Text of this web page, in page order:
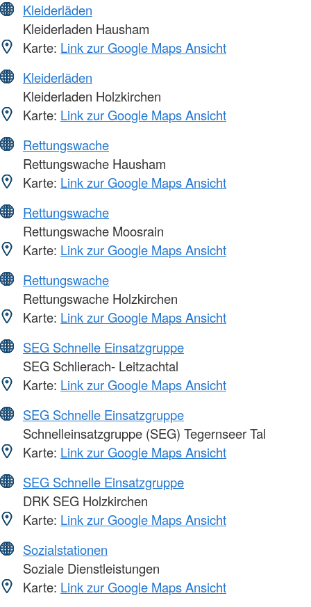
Kleiderläden
Kleiderladen Hausham
Karte: Link zur Google Maps Ansicht
Kleiderläden
Kleiderladen Holzkirchen
Karte: Link zur Google Maps Ansicht
Rettungswache
Rettungswache Hausham
Karte: Link zur Google Maps Ansicht
Rettungswache
Rettungswache Moosrain
Karte: Link zur Google Maps Ansicht
Rettungswache
Rettungswache Holzkirchen
Karte: Link zur Google Maps Ansicht
SEG Schnelle Einsatzgruppe
SEG Schlierach- Leitzachtal
Karte: Link zur Google Maps Ansicht
SEG Schnelle Einsatzgruppe
Schnelleinsatzgruppe (SEG) Tegernseer Tal
Karte: Link zur Google Maps Ansicht
SEG Schnelle Einsatzgruppe
DRK SEG Holzkirchen
Karte: Link zur Google Maps Ansicht
Sozialstationen
Soziale Dienstleistungen
Karte: Link zur Google Maps Ansicht